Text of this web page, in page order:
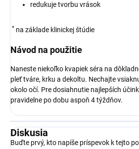
redukuje tvorbu vrások
* na základe klinickej štúdie
Návod na použitie
Naneste niekoľko kvapiek séra na
pleť tváre, krku a dekoltu. Nechajte
okolo očí. Pre dosiahnutie najlepších
pravidelne po dobu aspoň 4 týždňov.
Diskusia
Buďte prvý, kto napíše príspevok k tejto